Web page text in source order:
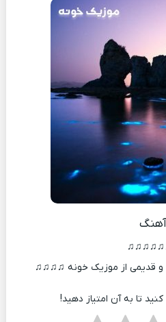
آهنگ
قدیمی از موزیک خونه ♫♫♫♫
تا به آن امتیاز دهید!